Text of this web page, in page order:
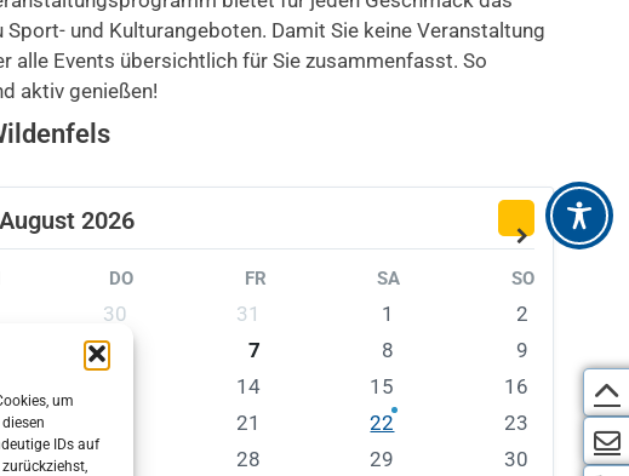
um
IDs auf
August2026
DO FR SA SO
30 31 1
2
7 8
9
14 15
16
21 22
23
28 29
30
und Kulturangeboten. Damit Sie keine Veranstaltung
alle Events übersichtlich für Sie zusammenfasst. So
aktiv genießen!